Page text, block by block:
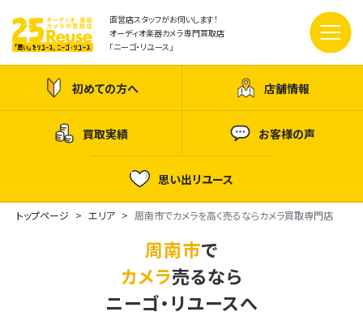
直営店スタッフがお伺いします！
オーディオ楽器カメラ専門買取店
「ニーゴ・リユース」
初めての方へ 店舗情報
買取実績 お客様の声
思い出リユース
トップページ エリア 周南市でカメラを高く売るならカメラ買取専門店
周南市で
カメラ売るなら
ニーゴ・リユースへ